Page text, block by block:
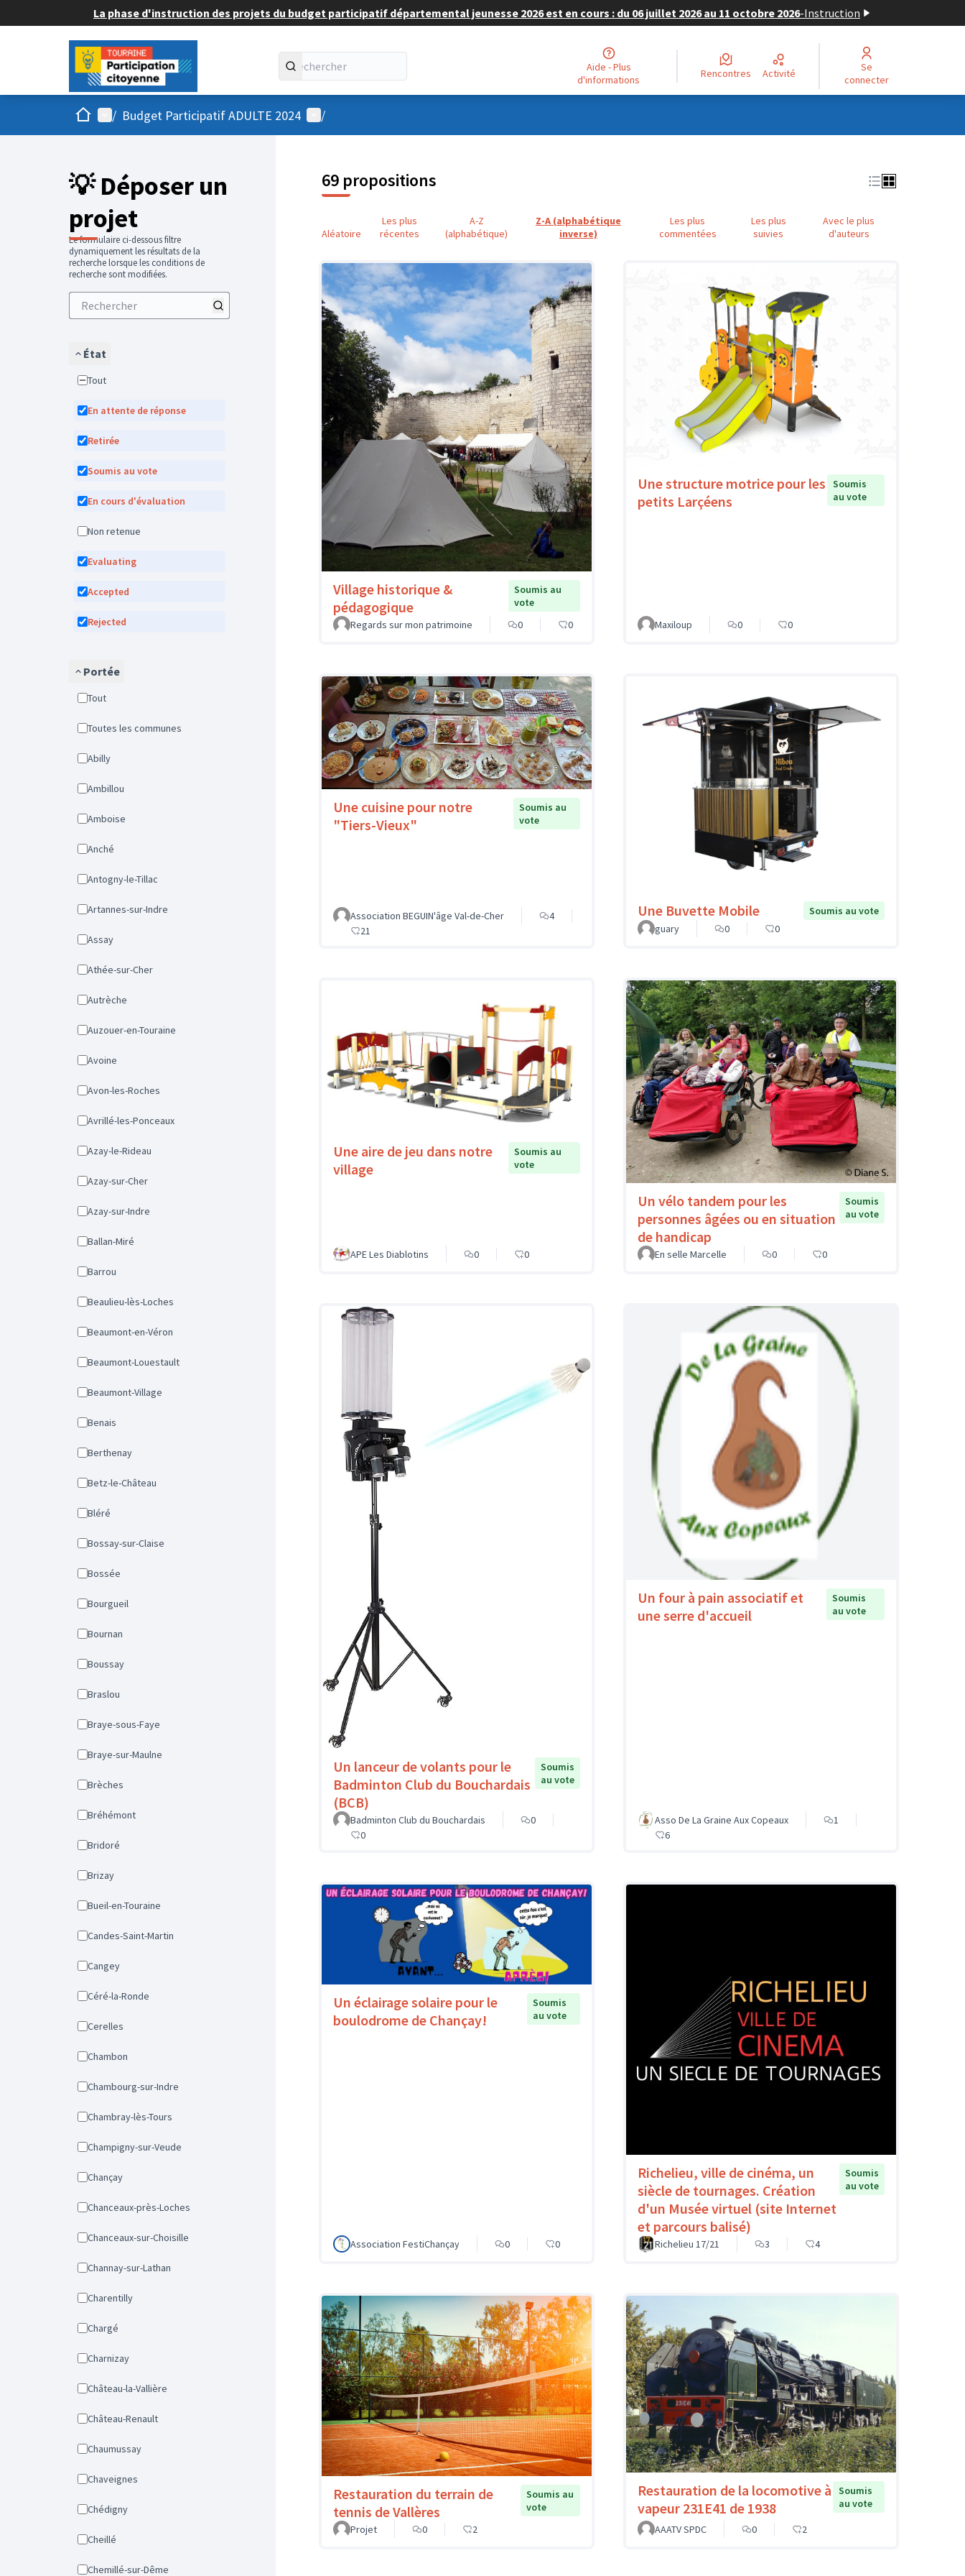
La phase d'instruction des projets du budget participatif départemental jeunesse 2026 est en cours : du 06 juillet 2026 au 11 octobre 2026-Instruction
Aide - Plus
d'informations
Rencontres Activité
Se
connecter
AccueilMenu principal
/ Budget Participatif ADULTE 2024 Menu utilisateur
/
💡 Déposer un
projet
Le formulaire ci-dessous filtre
dynamiquement les résultats de la
recherche lorsque les conditions de
recherche sont modifiées.
État
Tout
En attente de réponse
Retirée
Soumis au vote
En cours d'évaluation
Non retenue
Evaluating
Accepted
Rejected
Portée
Tout
Toutes les communes
Abilly
Ambillou
Amboise
Anché
Antogny-le-Tillac
Artannes-sur-Indre
Assay
Athée-sur-Cher
Autrèche
Auzouer-en-Touraine
Avoine
Avon-les-Roches
Avrillé-les-Ponceaux
Azay-le-Rideau
Azay-sur-Cher
Azay-sur-Indre
Ballan-Miré
Barrou
Beaulieu-lès-Loches
Beaumont-en-Véron
Beaumont-Louestault
Beaumont-Village
Benais
Berthenay
Betz-le-Château
Bléré
Bossay-sur-Claise
Bossée
Bourgueil
Bournan
Boussay
Braslou
Braye-sous-Faye
Braye-sur-Maulne
Brèches
Bréhémont
Bridoré
Brizay
Bueil-en-Touraine
Candes-Saint-Martin
Cangey
Céré-la-Ronde
Cerelles
Chambon
Chambourg-sur-Indre
Chambray-lès-Tours
Champigny-sur-Veude
Chançay
Chanceaux-près-Loches
Chanceaux-sur-Choisille
Channay-sur-Lathan
Charentilly
Chargé
Charnizay
Château-la-Vallière
Château-Renault
Chaumussay
Chaveignes
Chédigny
Cheillé
Chemillé-sur-Dême
69 propositions
Aléatoire
Les plus
récentes
A-Z
(alphabétique)
Z-A (alphabétique
inverse)
Les plus
commentées
Les plus
suivies
Avec le plus
d'auteurs
Village historique &
pédagogique
Soumis au
vote
Regards sur mon patrimoine
0 0
Une structure motrice pour les
petits Larçéens
Soumis
au vote
Maxiloup 0 0
Une cuisine pour notre
"Tiers-Vieux"
Soumis au
vote
Association BEGUIN'âge Val-de-Cher
4
21
Une Buvette Mobile
Soumis au vote
guary
0 0
Une aire de jeu dans notre
village
Soumis au
vote
APE Les Diablotins 0 0
Un vélo tandem pour les
personnes âgées ou en situation
de handicap
Soumis
au vote
En selle Marcelle 0 0
Un lanceur de volants pour le
Badminton Club du Bouchardais
(BCB)
Soumis
au vote
Badminton Club du Bouchardais
0
0
Un four à pain associatif et
une serre d'accueil
Soumis
au vote
Asso De La Graine Aux Copeaux
1
6
Un éclairage solaire pour le
boulodrome de Chançay!
Soumis
au vote
Association FestiChançay 0 0
Richelieu, ville de cinéma, un
siècle de tournages. Création
d'un Musée virtuel (site Internet
et parcours balisé)
Soumis
au vote
Richelieu 17/21 3 4
Restauration du terrain de
tennis de Vallères
Soumis au
vote
Projet
0 2
Restauration de la locomotive à
vapeur 231E41 de 1938
Soumis
au vote
AAATV SPDC
0 2